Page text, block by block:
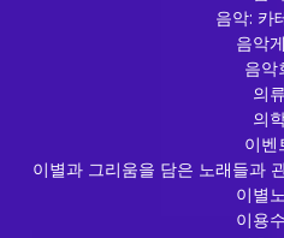
음악: 카
음악
음악
의류
의
이벤
이별과 그리움을 담은 노래들과
이별
이용